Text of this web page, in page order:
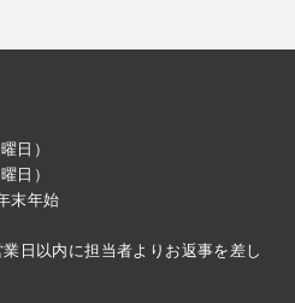
日）
日）
末年始
日以内に担当者よりお返事を差し